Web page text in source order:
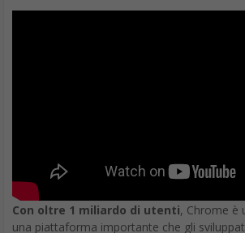
Con oltre 1 miliardo di utenti, Chrome è
una piattaforma importante che gli